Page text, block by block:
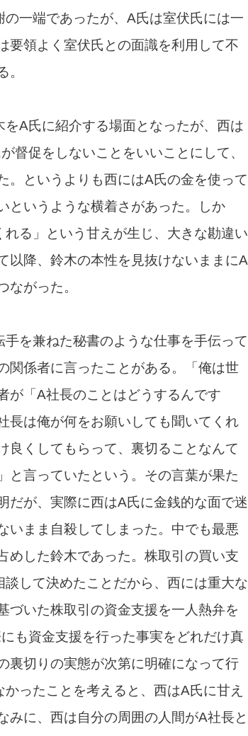
一端であったが、A氏は室伏氏には一
要領よく室伏氏との面識を利用して不
。
A氏に紹介する場面となったが、西は
督促をしないことをいいことにして、
。というよりも西にはA氏の金を使って
というような横着さがあった。しか
る」という甘えが生じ、大きな勘違い
以降、鈴木の本性を見抜けないままにA
ながった。
を兼ねた秘書のような仕事を手伝って
関係者に言ったことがある。「俺は世
が「A社長のことはどうするんです
長は俺が何をお願いしても聞いてくれ
良くしてもらって、裏切ることなんて
と言っていたという。その言葉が果た
だが、実際に西はA氏に金銭的な面で迷
いまま自殺してしまった。中でも最悪
めした鈴木であった。株取引の買い支
して決めたことだから、西には重大な
づいた株取引の資金支援を一人熱弁を
も資金支援を行った事実をどれだけ真
裏切りの実態が次第に明確になって行
ったことを考えると、西はA氏に甘え
みに、西は自分の周囲の人間がA社長と